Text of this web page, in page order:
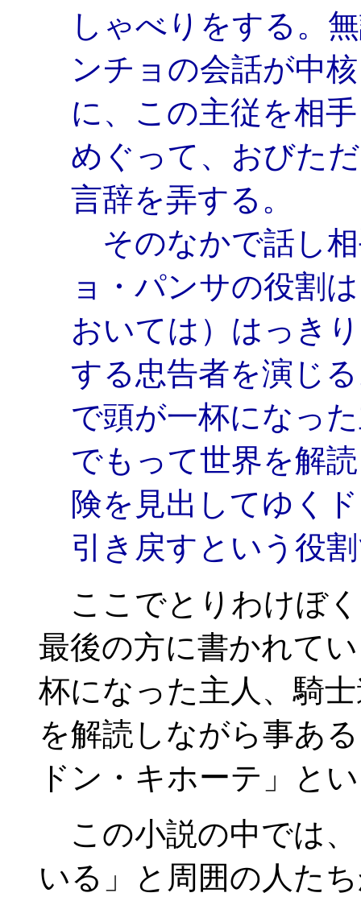
しゃべりをする。
ンチョの会話が中
に、この主従を相
めぐって、おびた
言辞を弄する。
そのなかで話し
ョ・パンサの役割
おいては）はっき
する忠告者を演じ
で頭が一杯になっ
でもって世界を解
険を見出してゆく
引き戻すという役
ここでとりわけぼ
最後の方に書かれて
杯になった主人、騎
を解読しながら事あ
ドン・キホーテ」と
この小説の中では
いる」と周囲の人た